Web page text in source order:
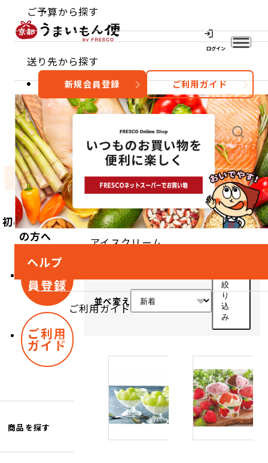
ログイン
ご予算から探す
送り先から探す
ヘルプ
ご利用ガイド
新規会員登録 ご利用ガイド
おすすめ 特集 カテゴリー
カテゴリーから探す スイーツ アイスクリーム
初めてご利用
の方へ
新規会
員登録
ご利用
ガイド
商品を探す
アイスクリーム
並べ変え
絞
り
込
み